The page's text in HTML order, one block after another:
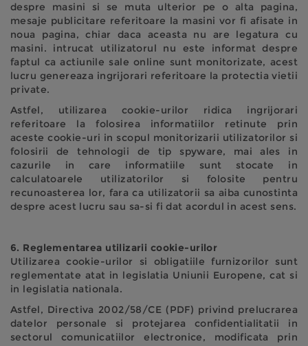
despre masini si se muta ulterior pe o alta pagina,
mesaje publicitare referitoare la masini vor fi afisate in
noua pagina, chiar daca aceasta nu are legatura cu
masini. intrucat utilizatorul nu este informat despre
faptul ca actiunile sale online sunt monitorizate, acest
lucru genereaza ingrijorari referitoare la protectia vietii
private.
Astfel, utilizarea cookie-urilor ridica ingrijorari
referitoare la folosirea informatiilor retinute prin
aceste cookie-uri in scopul monitorizarii utilizatorilor si
folosirii de tehnologii de tip spyware, mai ales in
cazurile in care informatiile sunt stocate in
calculatoarele utilizatorilor si folosite pentru
recunoasterea lor, fara ca utilizatorii sa aiba cunostinta
despre acest lucru sau sa-si fi dat acordul in acest sens.
6. Reglementarea utilizarii cookie-urilor
Utilizarea cookie-urilor si obligatiile furnizorilor sunt
reglementate atat in legislatia Uniunii Europene, cat si
in legislatia nationala.
Astfel, Directiva 2002/58/CE (PDF) privind prelucrarea
datelor personale si protejarea confidentialitatii in
sectorul comunicatiilor electronice, modificata prin